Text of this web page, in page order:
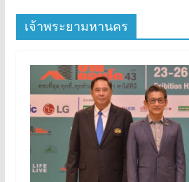
เจ้าพระยามหานคร